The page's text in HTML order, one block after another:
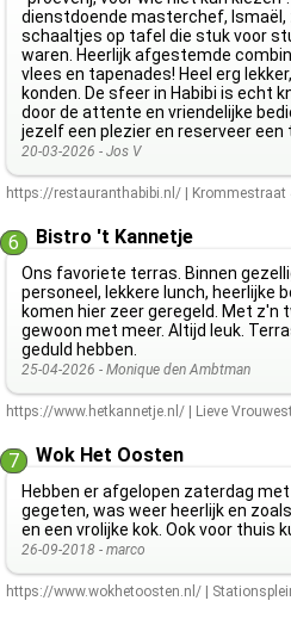
dienstdoende masterchef, Ismaël,
schaaltjes op tafel die stuk voor
waren. Heerlijk afgestemde
vlees en tapenades! Heel erg
konden. De sfeer in Habibi is echt
door de attente en vriendelijke
jezelf een plezier en reserveer een
20-03-2026 - Jos V
https://restauranthabibi.nl/ Krommestraat
6 Bistro 't Kannetje
Ons favoriete terras. Binnen
personeel, lekkere lunch, heerlijke
komen hier zeer geregeld. Met
gewoon met meer. Altijd leuk.
geduld hebben.
25-04-2026 - Monique den Ambtman
https://www.hetkannetje.nl/ Lieve
7 Wok Het Oosten
Hebben er afgelopen zaterdag
gegeten, was weer heerlijk en
en een vrolijke kok. Ook voor thuis
26-09-2018 - marco
https://www.wokhetoosten.nl/